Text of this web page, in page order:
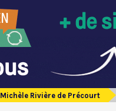
Michèle Rivière de Précourt